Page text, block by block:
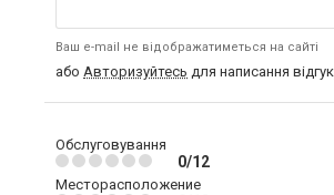
Ваш e-mail не відображатиметься на сайті
або Авторизуйтесь для написання
Обслуговування
0/12
Месторасположение